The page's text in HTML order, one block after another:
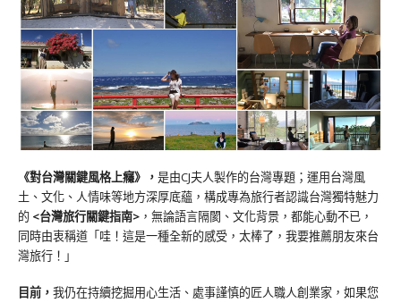
《對台灣關鍵風格上癮》 ， 是由CJ夫人製作的台灣專題；運用台灣風
土、文化、人情味等地方深厚底蘊，構成專為旅行者認識台灣獨特魅力
的 <台灣旅行關鍵指南> ，無論語言隔閡、文化背景，都能心動不已，
同時由衷稱道「哇！這是一種全新的感受，太棒了，我要推薦朋友來台
灣旅行！」
目前， 我仍在持續挖掘用心生活、處事謹慎的匠人職人創業家，如果您